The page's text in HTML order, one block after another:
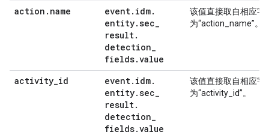
action . name event. idm.
entity.sec_
result.
detection_
fields.value
该值直接取自相应字
为“action_name”。
activity_id event. idm.
entity.sec_
result.
detection_
fields.value
该值直接取自相应字
为“activity_id”。